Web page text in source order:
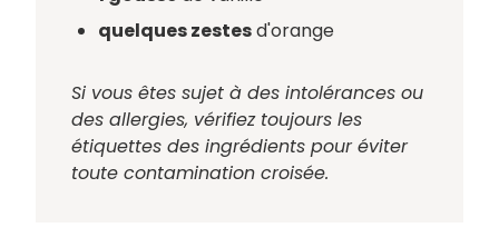
quelques zestesd'orange
Si vous êtes sujet à des intolérances ou
des allergies, vérifiez toujours les
étiquettes des ingrédients pour éviter
toute contamination croisée.